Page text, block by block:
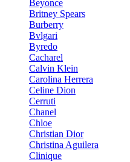
Beyonce
Britney Spears
Burberry
Bvlgari
Byredo
Cacharel
Calvin Klein
Carolina Herrera
Celine Dion
Cerruti
Chanel
Chloe
Christian Dior
Christina Aguilera
Clinique